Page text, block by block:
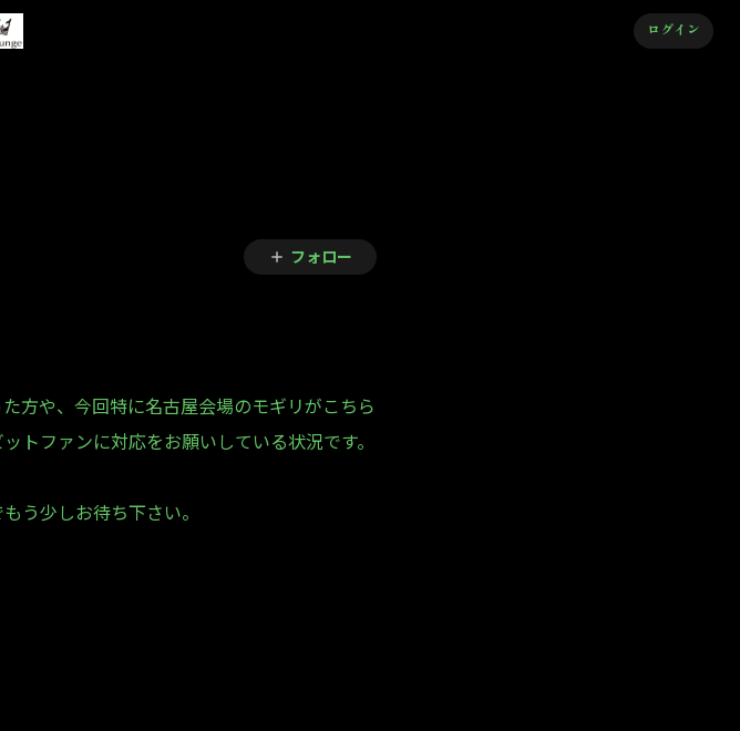
ログイン
フォロー
方や、今回特に名古屋会場のモギリがこちら
トファンに対応をお願いしている状況です。
う少しお待ち下さい。